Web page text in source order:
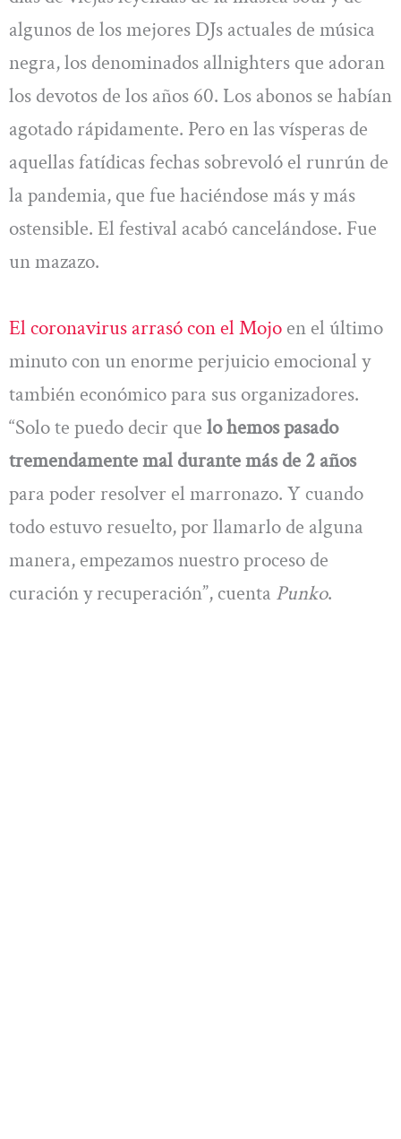
algunos de los mejores DJs actuales de música
negra, los denominados allnighters que adoran
los devotos de los años 60. Los abonos se habían
agotado rápidamente. Pero en las vísperas de
aquellas fatídicas fechas sobrevoló el runrún de
la pandemia, que fue haciéndose más y más
ostensible. El festival acabó cancelándose. Fue
un mazazo.
El coronavirus arrasó con el Mojo en el último
minuto con un enorme perjuicio emocional y
también económico para sus organizadores.
“Solo te puedo decir que lo hemos pasado
tremendamente mal durante más de 2 años
para poder resolver el marronazo. Y cuando
todo estuvo resuelto, por llamarlo de alguna
manera, empezamos nuestro proceso de
curación y recuperación”, cuenta Punko.